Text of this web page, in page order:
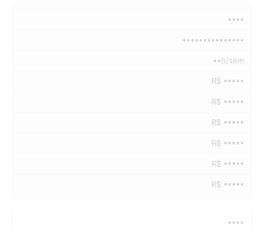
••••
•••••••••••••••
••h/sem
R$ •••••
R$ •••••
R$ •••••
R$ •••••
R$ •••••
R$ •••••
••••